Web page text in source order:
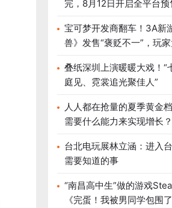
完，8月12日开启全平台预
宝可梦开发商翻车！3A新
兽》发售“褒贬不一”，玩
叠纸深圳上演暖暖大戏！“
庭见、霓裳追光聚佳人”
人人都在抢量的夏季黄金
需要什么能力来实现增长？
台北电玩展林立涵：进入
需要知道的事
“南昌高中生”做的游戏
《完蛋！我被男同学包围